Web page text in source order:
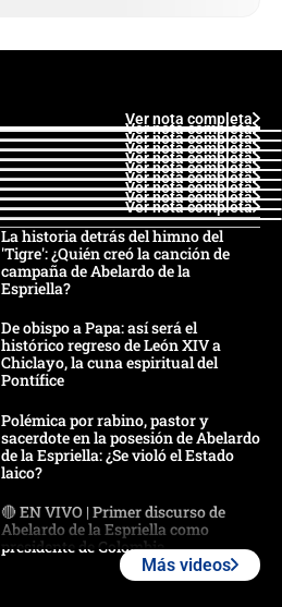
Ver nota completa
Ver nota completa
Ver nota completa
Ver nota completa
Ver nota completa
Ver nota completa
Ver nota completa
Ver nota completa
Ver nota completa
Ver nota completa
La historia detrás del himno del
'Tigre': ¿Quién creó la canción de
campaña de Abelardo de la
Espriella?
De obispo a Papa: así será el
histórico regreso de León XIV a
Chiclayo, la cuna espiritual del
Pontífice
Polémica por rabino, pastor y
sacerdote en la posesión de Abelardo
de la Espriella: ¿Se violó el Estado
laico?
🔴 EN VIVO | Primer discurso de
Abelardo de la Espriella como
presidente de Colombia
Más videos